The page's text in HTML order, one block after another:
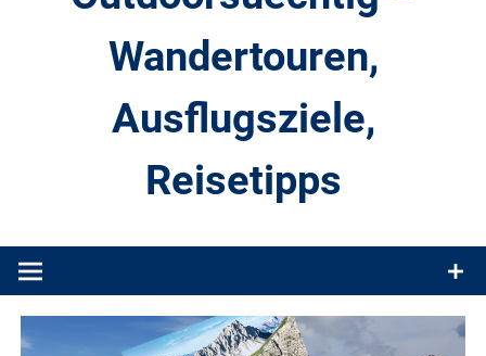
Wandertouren,
Ausflugsziele,
Reisetipps
Produkttests und Buchrezensionen. Ein Blog für alle, die gern